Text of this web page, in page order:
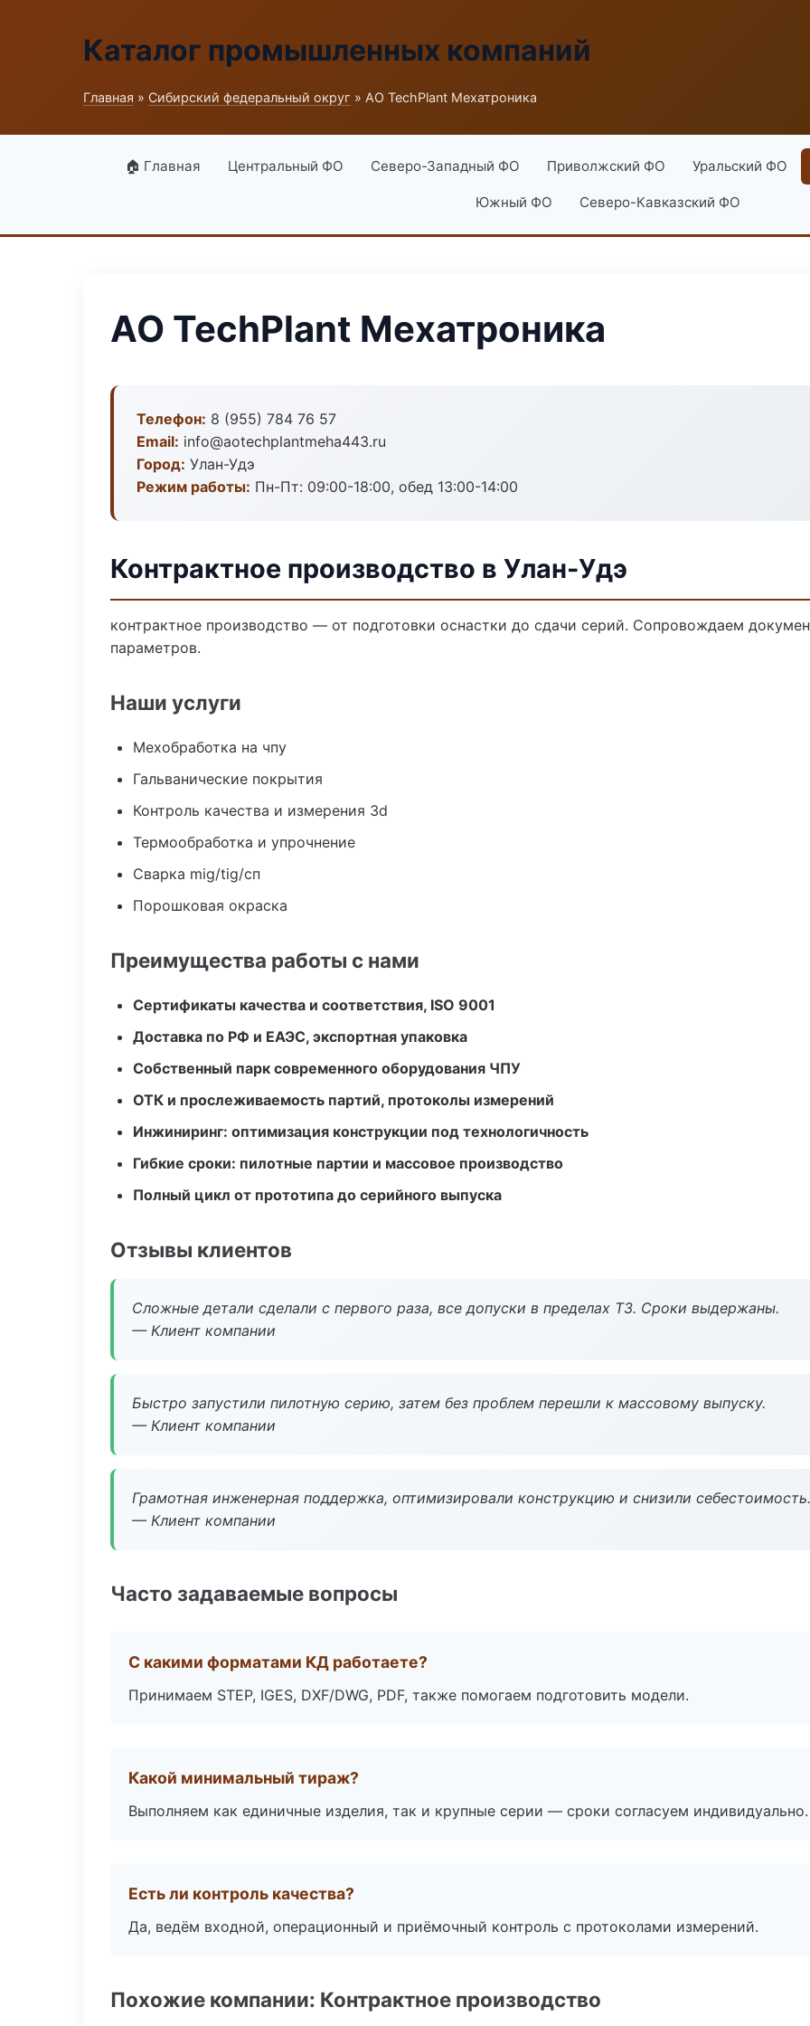
Каталог промышленных компаний
Главная » Сибирский федеральный округ » АО TechPlant Мехатроника
🏠 Главная Центральный ФО Северо-Западный ФО Приволжский ФО Уральский ФО
Южный ФО Северо-Кавказский ФО
АО TechPlant Мехатроника
Телефон: 8 (955) 784 76 57
Email: info@aotechplantmeha443.ru
Город: Улан-Удэ
Режим работы: Пн-Пт: 09:00-18:00, обед 13:00-14:00
Контрактное производство в Улан-Удэ
контрактное производство — от подготовки оснастки до сдачи серий. Сопровождаем
параметров.
Наши услуги
Мехобработка на чпу
Гальванические покрытия
Контроль качества и измерения 3d
Термообработка и упрочнение
Сварка mig/tig/сп
Порошковая окраска
Преимущества работы с нами
Сертификаты качества и соответствия, ISO 9001
Доставка по РФ и ЕАЭС, экспортная упаковка
Собственный парк современного оборудования ЧПУ
ОТК и прослеживаемость партий, протоколы измерений
Инжиниринг: оптимизация конструкции под технологичность
Гибкие сроки: пилотные партии и массовое производство
Полный цикл от прототипа до серийного выпуска
Отзывы клиентов
Сложные детали сделали с первого раза, все допуски в пределах ТЗ. Сроки выдержаны.
— Клиент компании
Быстро запустили пилотную серию, затем без проблем перешли к массовому выпуску.
— Клиент компании
Грамотная инженерная поддержка, оптимизировали конструкцию и снизили себестоимость.
— Клиент компании
Часто задаваемые вопросы
С какими форматами КД работаете?
Принимаем STEP, IGES, DXF/DWG, PDF, также помогаем подготовить модели.
Какой минимальный тираж?
Выполняем как единичные изделия, так и крупные серии — сроки согласуем индивидуально.
Есть ли контроль качества?
Да, ведём входной, операционный и приёмочный контроль с протоколами измерений.
Похожие компании: Контрактное производство